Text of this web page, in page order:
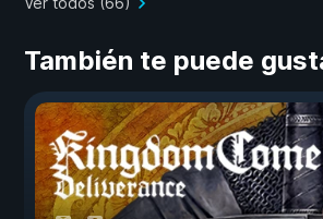
También te puede